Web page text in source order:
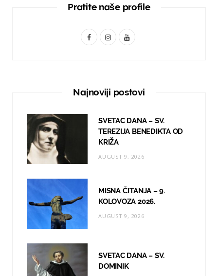
Pratite naše profile
F
I
t
g
r
a
Y
T
b
e
Najnoviji postovi
SVETAC DANA – SV.
TEREZIJA BENEDIKTA OD
KRIŽA
AUGUST 9, 2026
MISNA ČITANJA – 9.
KOLOVOZA 2026.
AUGUST 9, 2026
SVETAC DANA – SV.
DOMINIK